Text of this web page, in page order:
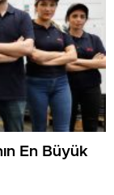
En Büyük